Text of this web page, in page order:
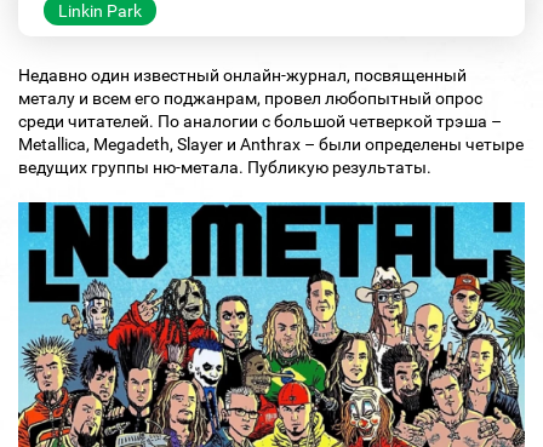
Linkin Park
Недавно один известный онлайн-журнал, посвященный
металу и всем его поджанрам, провел любопытный опрос
среди читателей. По аналогии с большой четверкой трэша –
Metallica, Megadeth, Slayer и Anthrax – были определены четыре
ведущих группы ню-метала. Публикую результаты.